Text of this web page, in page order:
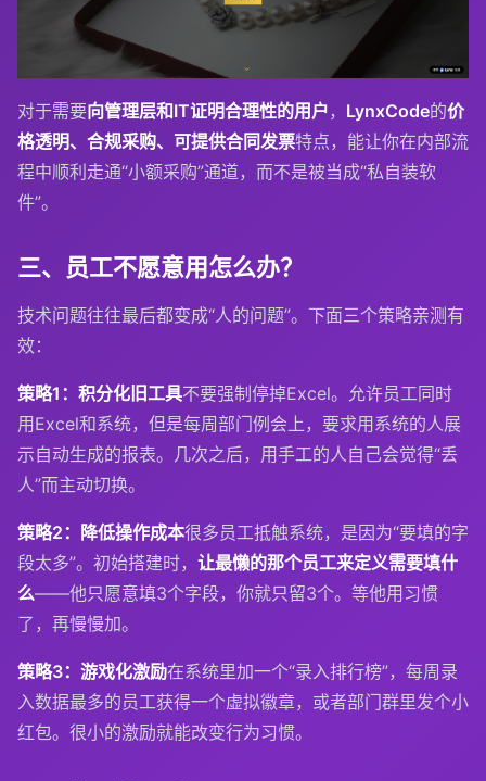
对于需要向管理层和IT证明合理性的用户 ， LynxCode的价
格透明、合规采购、可提供合同发票特点，能让你在内部流
程中顺利走通“小额采购”通道，而不是被当成“私自装软
件”。
三、员工不愿意用怎么办？
技术问题往往最后都变成“人的问题”。下面三个策略亲测有
效：
策略1：积分化旧工具不要强制停掉Excel。允许员工同时
用Excel和系统，但是每周部门例会上，要求用系统的人展
示自动生成的报表。几次之后，用手工的人自己会觉得“丢
人”而主动切换。
策略2：降低操作成本很多员工抵触系统，是因为“要填的字
段太多”。初始搭建时， 让最懒的那个员工来定义需要填什
么——他只愿意填3个字段，你就只留3个。等他用习惯
了，再慢慢加。
策略3：游戏化激励在系统里加一个“录入排行榜”，每周录
入数据最多的员工获得一个虚拟徽章，或者部门群里发个小
红包。很小的激励就能改变行为习惯。